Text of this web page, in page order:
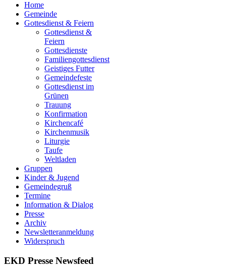
Home
Gemeinde
Gottesdienst & Feiern
Gottesdienst &
Feiern
Gottesdienste
Familiengottesdienst
Geistiges Futter
Gemeindefeste
Gottesdienst im
Grünen
Trauung
Konfirmation
Kirchencafé
Kirchenmusik
Liturgie
Taufe
Weltladen
Gruppen
Kinder & Jugend
Gemeindegruß
Termine
Information & Dialog
Presse
Archiv
Newsletteranmeldung
Widerspruch
EKD Presse Newsfeed